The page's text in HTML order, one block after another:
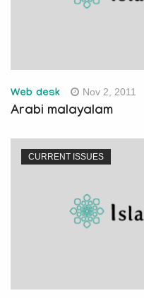
Web desk Nov 2, 2011
Arabi malayalam
CURRENT ISSUES